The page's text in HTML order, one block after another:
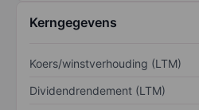
Kerngegevens
Koers/winstverhouding (LTM)
Dividendrendement (LTM)